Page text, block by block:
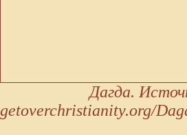
Дагда.
getoverchristianity.org/